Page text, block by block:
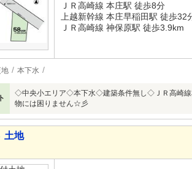
ＪＲ高崎線 本庄駅 徒歩8分
上越新幹線 本庄早稲田駅 徒歩32
ＪＲ高崎線 神保原駅 徒歩3.9km
本下水
◇中央小エリア◇本下水◇建築条件無し◇ＪＲ高崎線
物には困りません☆彡
土地